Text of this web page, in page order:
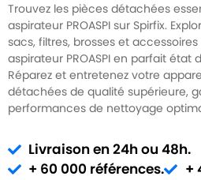
Trouvez les pièces détachées
aspirateur PROASPI sur Spirfix.
sacs, filtres, brosses et
aspirateur PROASPI en parfait
Réparez et entretenez votre
détachées de qualité supérieure,
performances de nettoyage
Livraison en 24h ou 48h.
+ 60 000 références.
+